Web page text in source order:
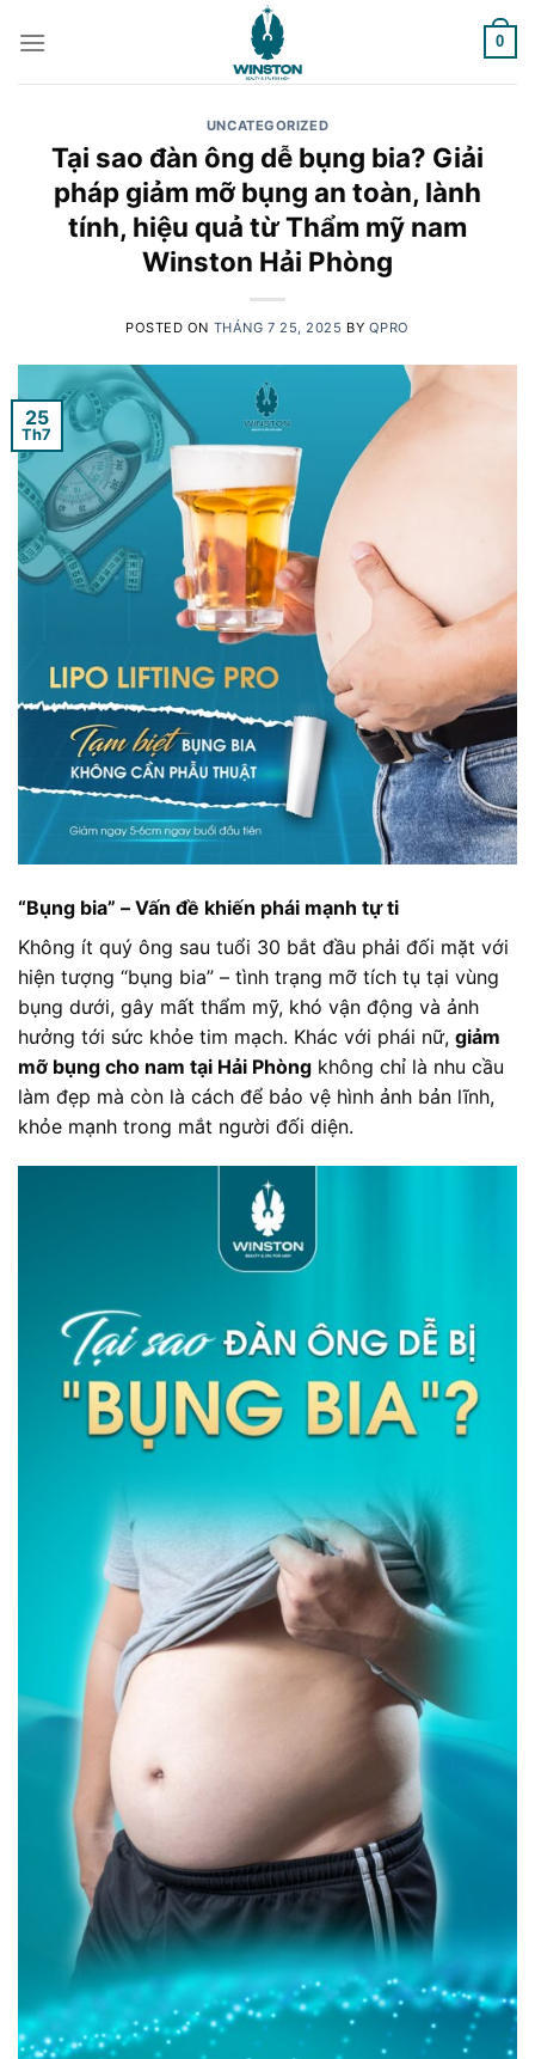
0
UNCATEGORIZED
Tại sao đàn ông dễ bụng bia? Giải
pháp giảm mỡ bụng an toàn, lành
tính, hiệu quả từ Thẩm mỹ nam
Winston Hải Phòng
POSTED ON THÁNG 7 25, 2025 BY QPRO
25
Th7
“Bụng bia” – Vấn đề khiến phái mạnh tự ti
Không ít quý ông sau tuổi 30 bắt đầu phải đối mặt với
hiện tượng “bụng bia” – tình trạng mỡ tích tụ tại vùng
bụng dưới, gây mất thẩm mỹ, khó vận động và ảnh
hưởng tới sức khỏe tim mạch. Khác với phái nữ, giảm
mỡ bụng cho nam tại Hải Phòng không chỉ là nhu cầu
làm đẹp mà còn là cách để bảo vệ hình ảnh bản lĩnh,
khỏe mạnh trong mắt người đối diện.